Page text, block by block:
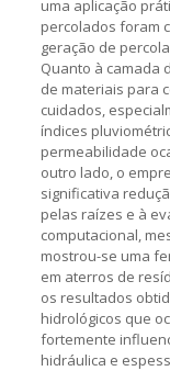
uma aplicação
percolados foram
geração de
Quanto à camada
de materiais para
cuidados,
índices
permeabilidade
outro lado, o
significativa
pelas raízes e à
computacional,
mostrou-se uma
em aterros de
os resultados
hidrológicos que
fortemente
hidráulica e